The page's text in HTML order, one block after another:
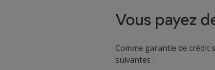
Vous payez
Comme garantie de crédit
suivantes :